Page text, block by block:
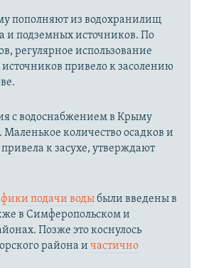
пополняют из водохранилищ
и подземных источников. По
регулярное использование
привело к засолению
с водоснабжением в Крыму
Маленькое количество осадков и
к засухе, утверждают
подачи водыбыли введены в
в Симферопольском и
Позже это коснулось
района и частично